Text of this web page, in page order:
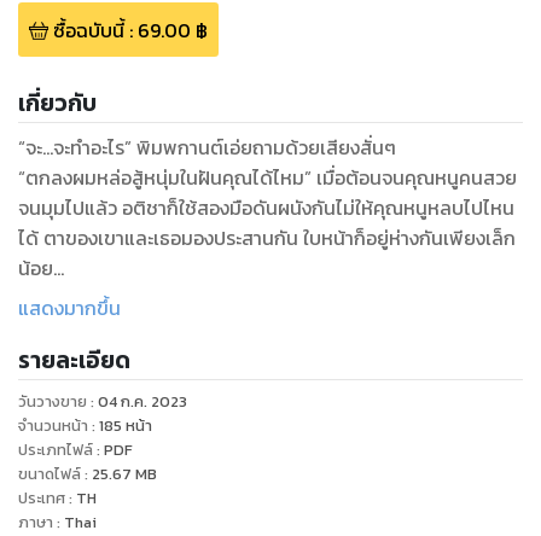
ซื้อฉบับนี้: 69.00 ฿
เกี่ยวกับ
“จะ…จะทำอะไร” พิมพกานต์เอ่ยถามด้วยเสียงสั่นๆ
“ตกลงผมหล่อสู้หนุ่มในฝันคุณได้ไหม” เมื่อต้อนจนคุณหนูคนสวย
จนมุมไปแล้ว อติชาก็ใช้สองมือดันผนังกันไม่ให้คุณหนูหลบไปไหน
ได้ ตาของเขาและเธอมองประสานกัน ใบหน้าก็อยู่ห่างกันเพียงเล็ก
น้อย
“ถะ…ถอยไปเลยนะ นายบอดี้การ์ดบ้า” พิมพกานต์ที่ตอนนี้หัวใจ
“ตอบผมมาก่อน”
“จะให้ตอบอะไรล่ะ”
“ก็ที่ผมถามไปไง”
“ฉะ…ฉัน ฉันไม่มีหนุ่มในฝัน”
“งั้นผมก็มีสิทธิ์เป็นสามีคุณได้ใช่ไหม” อติชาถามกลับแบบไม่
อ้อมค้อม ทำเอาคนฟังถึงกับใจเต้นแรงกว่าเดิม
แสดงมากขึ้น
รายละเอียด
วันวางขาย : 04 ก.ค. 2023
จำนวนหน้า : 185 หน้า
ประเภทไฟล์: PDF
ขนาดไฟล์: 25.67 MB
ประเทศ: TH
ภาษา : Thai